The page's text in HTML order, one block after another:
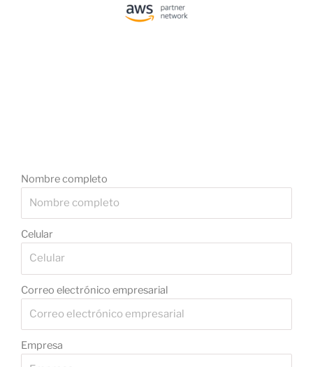
Nombre completo
Celular
Correo electrónico empresarial
Empresa